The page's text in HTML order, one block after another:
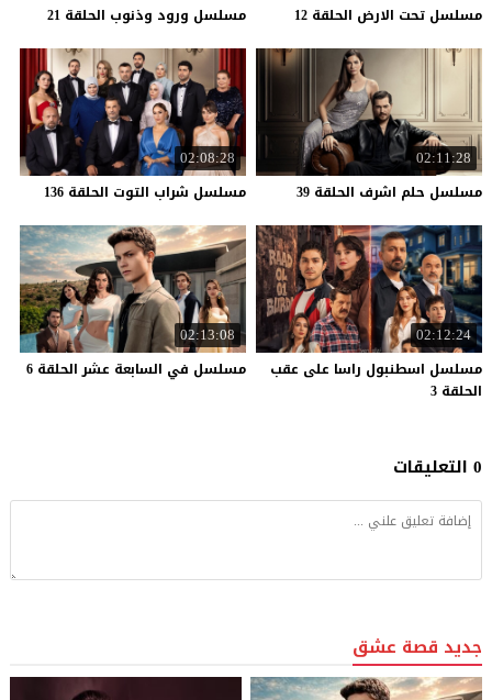
مسلسل تحت الارض الحلقة 12 مسلسل ورود وذنوب الحلقة 21
02:11:28
مسلسل حلم اشرف الحلقة 39
02:08:28
مسلسل شراب التوت الحلقة 136
02:12:24
مسلسل اسطنبول راسا على عقب
الحلقة 3
02:13:08
مسلسل في السابعة عشر الحلقة 6
0 التعليقات
جديد قصة عشق